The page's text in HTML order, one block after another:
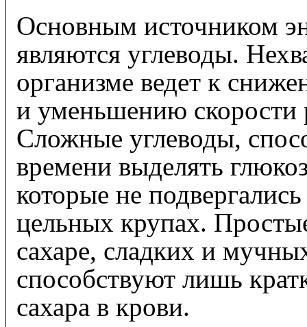
Основным источником
являются углеводы.
организме ведет к
и уменьшению
Сложные углеводы,
времени выделять
которые не
цельных крупах.
сахаре, сладких и
способствуют лишь
сахара в крови.